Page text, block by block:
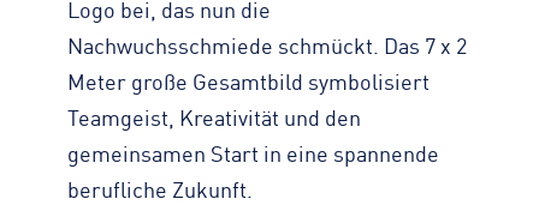
Logo bei, das nun die
Nachwuchsschmiede schmückt. Das 7 x 2
Meter große Gesamtbild symbolisiert
Teamgeist, Kreativität und den
gemeinsamen Start in eine spannende
berufliche Zukunft.